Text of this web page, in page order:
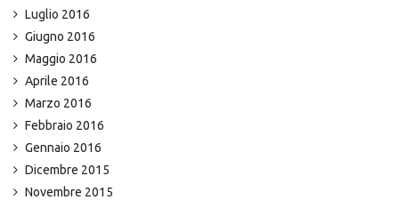
Luglio 2016
Giugno 2016
Maggio 2016
Aprile 2016
Marzo 2016
Febbraio 2016
Gennaio 2016
Dicembre 2015
Novembre 2015